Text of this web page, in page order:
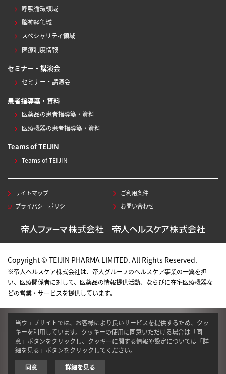
呼吸循環領域
脳神経領域
スペシャリティ領域
医療制度情報
セミナー・講演会
セミナー・講演会
患者指導箋・資料
医薬品の患者指導箋・資料
医療機器の患者指導箋・資料
Teams of TEIJIN
Teams of TEIJIN
サイトマップ
ご利用条件
プライバシーポリシー
お問い合わせ
Copyright © TEIJIN PHARMA LIMITED. All Rights Reserved.
※帝人ヘルスケア株式会社は、帝人グループのヘルスケア事業の一翼を担
い、医療関係者に対して、医薬品の情報提供活動、ならびに在宅医療機器な
どの営業・サービスを提供しています。
当ウェブサイトでは、お客様により良いサービスを提供するため、クッ
キーを利用しています。クッキーの使用に同意いただける場合は「同
意」ボタンをクリックし、クッキーに関する情報や設定については「詳
細を見る」ボタンをクリックしてください。
同意
詳細を見る